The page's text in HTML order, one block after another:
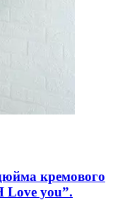
кремового
Love you”.